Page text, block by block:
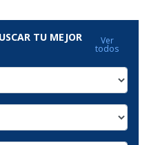
TU MEJOR
Ver
todos